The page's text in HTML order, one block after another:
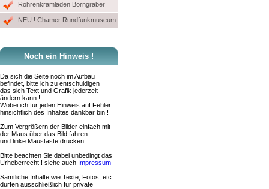
Röhrenkramladen Borngräber
NEU ! Chamer Rundfunkmuseum
Noch ein Hinweis !
Da sich die Seite noch im Aufbau
befindet, bitte ich zu entschuldigen
das sich Text und Grafik jederzeit
ändern kann !
Wobei ich für jeden Hinweis auf Fehler
hinsichtlich des Inhaltes dankbar bin !
Zum Vergrößern der Bilder einfach mit
der Maus über das Bild fahren.
und linke Maustaste drücken.
Bitte beachten Sie dabei unbedingt das
Urheberrecht ! siehe auch Impressum
Sämtliche Inhalte wie Texte, Fotos, etc.
dürfen ausschließlich für private